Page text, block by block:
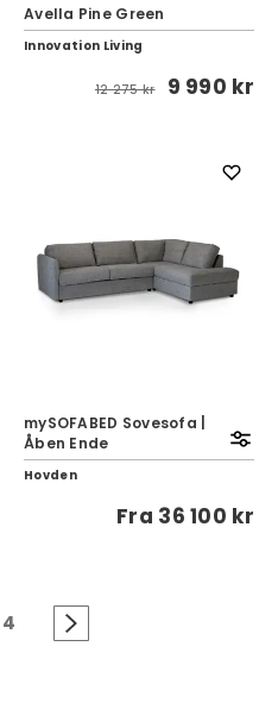
Avella Pine Green
Innovation Living
12 275 kr 9 990 kr
mySOFABED Sovesofa |
Åben Ende
Hovden
Fra 36 100 kr
4